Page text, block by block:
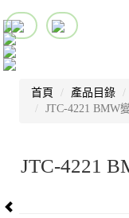
首頁 產品目錄
JTC-4221 BMW
JTC-4221